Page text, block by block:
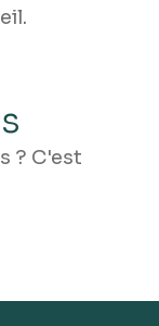
? C'est